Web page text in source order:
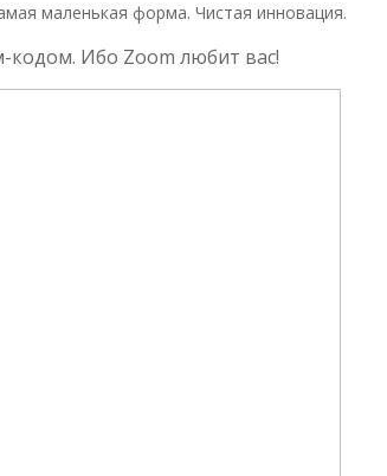
маленькая форма. Чистая инновация.
Ибо Zoom любит вас!